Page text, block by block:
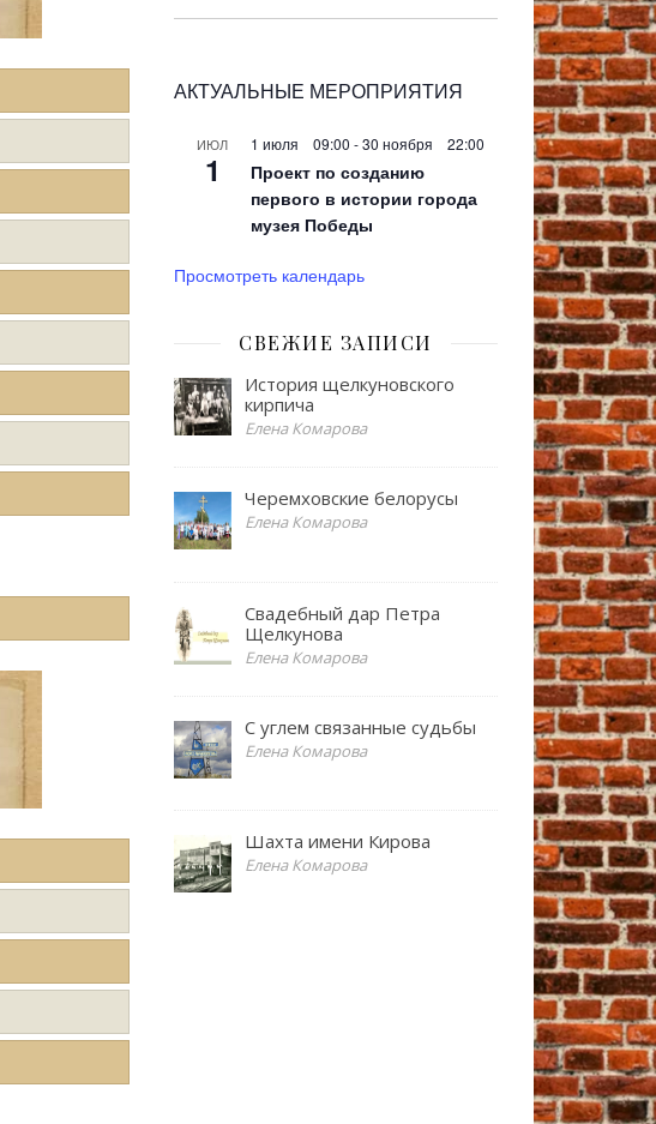
АКТУАЛЬНЫЕ МЕРОПРИЯТИЯ
ИЮЛ
1
1 июля 09:00 -30 ноября 22:00
Проект по созданию
первого в истории города
музея Победы
Просмотреть календарь
СВЕЖИЕ ЗАПИСИ
История щелкуновского
кирпича
Елена Комарова
Черемховские белорусы
Елена Комарова
Свадебный дар Петра
Щелкунова
Елена Комарова
С углем связанные судьбы
Елена Комарова
Шахта имени Кирова
Елена Комарова